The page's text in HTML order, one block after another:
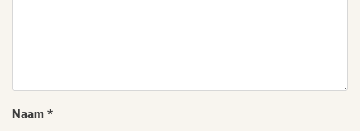
Naam *